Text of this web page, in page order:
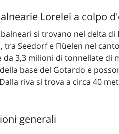
Lorelei a colpo
si trovano nel delta
tra Seedorf e Flüelen nel
da 3,3 milioni di tonnellate di
base del Gotardo e
riva si trova a circa 40
generali